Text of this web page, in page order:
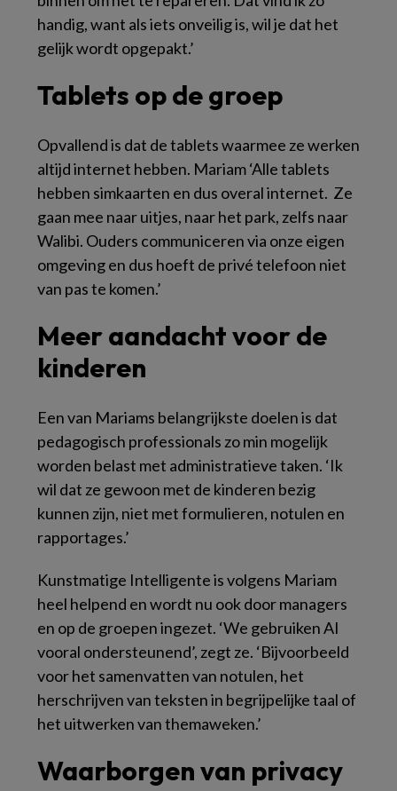
handig, want als iets onveilig is, wil je dat het
gelijk wordt opgepakt.’
Tablets op de groep
Opvallend is dat de tablets waarmee ze werken
altijd internet hebben. Mariam ‘Alle tablets
hebben simkaarten en dus overal internet. Ze
gaan mee naar uitjes, naar het park, zelfs naar
Walibi. Ouders communiceren via onze eigen
omgeving en dus hoeft de privé telefoon niet
van pas te komen.’
Meer aandacht voor de
kinderen
Een van Mariams belangrijkste doelen is dat
pedagogisch professionals zo min mogelijk
worden belast met administratieve taken. ‘Ik
wil dat ze gewoon met de kinderen bezig
kunnen zijn, niet met formulieren, notulen en
rapportages.’
Kunstmatige Intelligente is volgens Mariam
heel helpend en wordt nu ook door managers
en op de groepen ingezet. ‘We gebruiken AI
vooral ondersteunend’, zegt ze. ‘Bijvoorbeeld
voor het samenvatten van notulen, het
herschrijven van teksten in begrijpelijke taal of
het uitwerken van themaweken.’
Waarborgen van privacy